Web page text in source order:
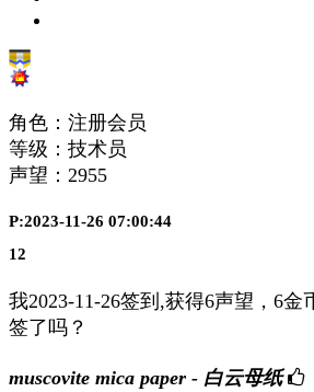
角色：注册会员
等级：技术员
声望： 2955
P:2023-11-26 07:00:44
12
我2023-11-26签到,获得6声望，6
签了吗？
muscovite mica paper - 白云母纸